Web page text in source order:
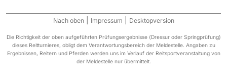
Nach oben Impressum Desktopversion
Die Richtigkeit der oben aufgeführten Prüfungsergebnisse (Dressur oder Springprüfung)
dieses Reitturnieres, obligt dem Verantwortungsbereich der Meldestelle. Angaben zu
Ergebnissen, Reitern und Pferden werden uns im Verlauf der Reitsportveranstaltung von
der Meldestelle nur übermittelt.